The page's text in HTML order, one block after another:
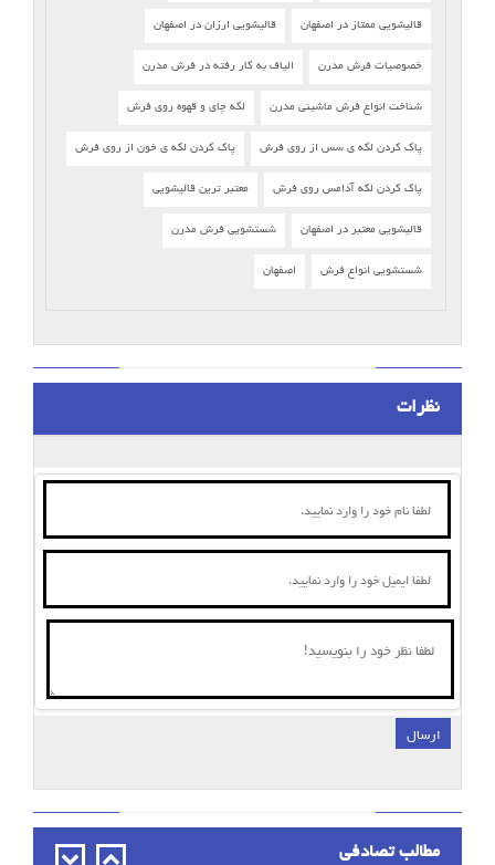
قالیشویی ممتاز در اصفهان قالیشویی ارزان در اصفهان
خصوصیات فرش مدرن الیاف به کار رفته در فرش مدرن
شناخت انواع فرش ماشینی مدرن لکه چای و قهوه روی فرش
پاک کردن لکه ی سس از روی فرش پاک کردن لکه ی خون از روی فرش
پاک کردن لکه آدامس روی فرش معتبر ترین قالیشویی
قالیشویی معتبر در اصفهان شستشویی فرش مدرن
شستشویی انواع فرش اصفهان
نظرات
ارسال
مطالب تصادفی